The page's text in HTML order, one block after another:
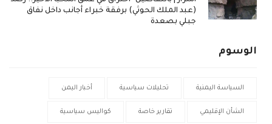
(عبد الملك الحوثي) برفقة خبراء أجانب داخل نفاق
جبلي بصعدة
الوسوم
السياسة اليمنية تحليلات سياسية أخبار اليمن
الشأن الإقليمي تقارير خاصة كواليس سياسية